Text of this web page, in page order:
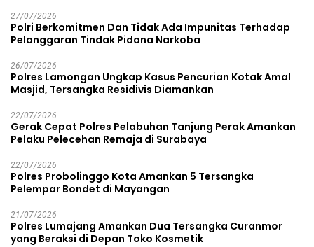
27/07/2026
Polri Berkomitmen Dan Tidak Ada Impunitas Terhadap
Pelanggaran Tindak Pidana Narkoba
26/07/2026
Polres Lamongan Ungkap Kasus Pencurian Kotak Amal
Masjid, Tersangka Residivis Diamankan
22/07/2026
Gerak Cepat Polres Pelabuhan Tanjung Perak Amankan
Pelaku Pelecehan Remaja di Surabaya
22/07/2026
Polres Probolinggo Kota Amankan 5 Tersangka
Pelempar Bondet di Mayangan
21/07/2026
Polres Lumajang Amankan Dua Tersangka Curanmor
yang Beraksi di Depan Toko Kosmetik